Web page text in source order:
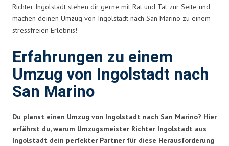
Richter Ingolstadt stehen dir gerne mit Rat und Tat zur Seite und
machen deinen Umzug von Ingolstadt nach San Marino zu einem
stressfreien Erlebnis!
Erfahrungen zu einem
Umzug von Ingolstadt nach
San Marino
Du planst einen Umzug von Ingolstadt nach San Marino? Hier
erfährst du, warum Umzugsmeister Richter Ingolstadt aus
Ingolstadt dein perfekter Partner für diese Herausforderung